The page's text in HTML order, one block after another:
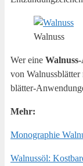
Wal­nuss
Wer eine
von
blät­ter-
Mehr:
Mono­gra­phie
Wal­nuss­öl: